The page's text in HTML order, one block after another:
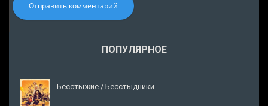
Отправить комментарий
ПОПУЛЯРНОЕ
Бесстыжие / Бесстыдники